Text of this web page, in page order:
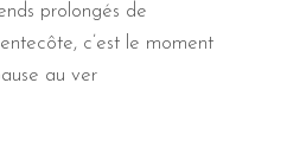
prolongés de
c’est le moment
au ver